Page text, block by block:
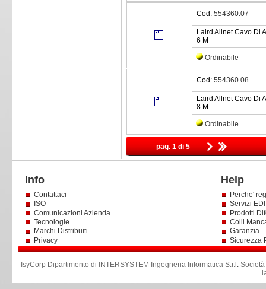
Cod: 554360.07
Laird Allnet Cavo Di
6 M
Ordinabile
Cod: 554360.08
Laird Allnet Cavo Di
8 M
Ordinabile
pag. 1 di 5
Info Help
Contattaci
ISO
Comunicazioni Azienda
Tecnologie
Marchi Distribuiti
Privacy
Perche'
Servizi
Prodotti
Colli
Garanzia
Sicurezza
IsyCorp Dipartimento di INTERSYSTEM Ingegneria Informatica S.r.l .